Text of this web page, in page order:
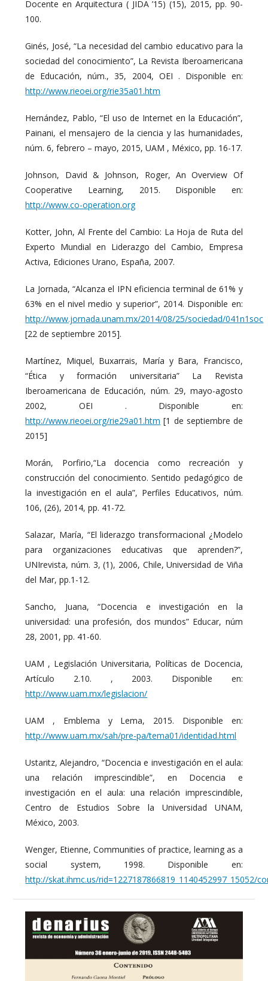
Docente en Arquitectura ( JIDA ’15) (15), 2015, pp. 90-
100.
Ginés, José, “La necesidad del cambio educativo para la
sociedad del conocimiento”, La Revista Iberoamericana
de Educación, núm., 35, 2004, OEI . Disponible en:
http://www.rieoei.org/rie35a01.htm
Hernández, Pablo, “El uso de Internet en la Educación”,
Painani, el mensajero de la ciencia y las humanidades,
núm. 6, febrero – mayo, 2015, UAM , México, pp. 16-17.
Johnson, David & Johnson, Roger, An Overview Of
Cooperative Learning, 2015. Disponible en:
http://www.co-operation.org
Kotter, John, Al Frente del Cambio: La Hoja de Ruta del
Experto Mundial en Liderazgo del Cambio, Empresa
Activa, Ediciones Urano, España, 2007.
La Jornada, “Alcanza el IPN eficiencia terminal de 61% y
63% en el nivel medio y superior”, 2014. Disponible en:
http://www.jornada.unam.mx/2014/08/25/sociedad/041n1soc
[22 de septiembre 2015].
Martínez, Miquel, Buxarrais, María y Bara, Francisco,
“Ética y formación universitaria” La Revista
Iberoamericana de Educación, núm. 29, mayo-agosto
2002, OEI . Disponible en:
http://www.rieoei.org/rie29a01.htm [1 de septiembre de
2015]
Morán, Porfirio,“La docencia como recreación y
construcción del conocimiento. Sentido pedagógico de
la investigación en el aula”, Perfiles Educativos, núm.
106, (26), 2014, pp. 41-72.
Salazar, María, “El liderazgo transformacional ¿Modelo
para organizaciones educativas que aprenden?”,
UNIrevista, núm. 3, (1), 2006, Chile, Universidad de Viña
del Mar, pp.1-12.
Sancho, Juana, “Docencia e investigación en la
universidad: una profesión, dos mundos” Educar, núm
28, 2001, pp. 41-60.
UAM , Legislación Universitaria, Políticas de Docencia,
Artículo 2.10. , 2003. Disponible en:
http://www.uam.mx/legislacion/
UAM , Emblema y Lema, 2015. Disponible en:
http://www.uam.mx/sah/pre-pa/tema01/identidad.html
Ustaritz, Alejandro, “Docencia e investigación en el aula:
una relación imprescindible”, en Docencia e
investigación en el aula: una relación imprescindible,
Centro de Estudios Sobre la Universidad UNAM,
México, 2003.
Wenger, Etienne, Communities of practice, learning as a
social system, 1998. Disponible en:
http://skat.ihmc.us/rid=1227187866819_1140452997_15052/